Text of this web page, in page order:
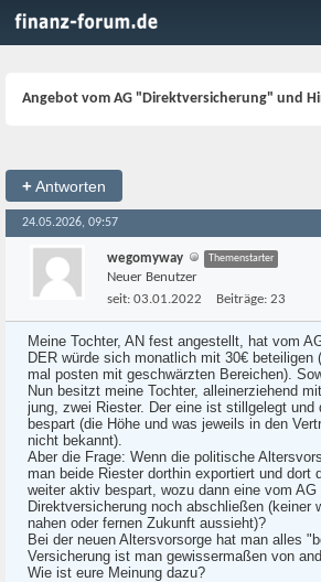
Angebot vom AG "Direktversicherung" und
+Antworten
24.05.2026, 09:57
wegomyway Themenstarter
Neuer Benutzer
seit: 03.01.2022 Beiträge: 23
Meine Tochter, AN fest angestellt, hat vom
DER würde sich monatlich mit 30€ beteiligen
mal posten mit geschwärzten Bereichen).
Nun besitzt meine Tochter, alleinerziehend
jung, zwei Riester. Der eine ist stillgelegt und
bespart (die Höhe und was jeweils in den
nicht bekannt).
Aber die Frage: Wenn die politische
man beide Riester dorthin exportiert und dort
weiter aktiv bespart, wozu dann eine vom AG
Direktversicherung noch abschließen (keiner
nahen oder fernen Zukunft aussieht)?
Bei der neuen Altersvorsorge hat man alles
Versicherung ist man gewissermaßen von
Wie ist eure Meinung dazu?